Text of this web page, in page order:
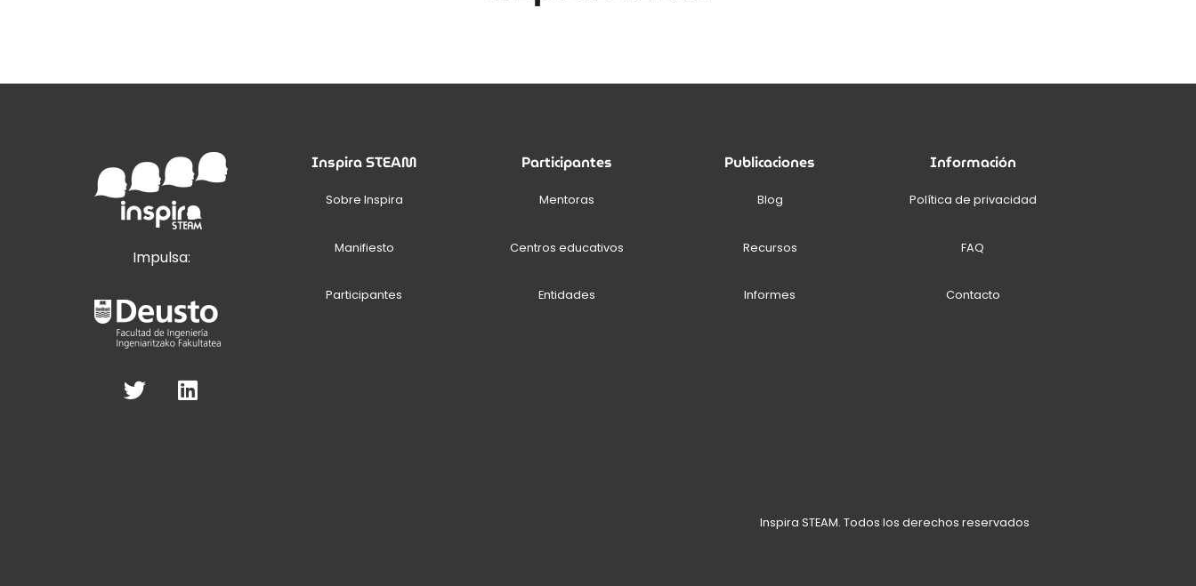
Impulsa:
Inspira STEAM
Sobre Inspira
Manifiesto
Participantes
Participantes
Mentoras
Centros educativos
Entidades
Publicaciones
Blog
Recursos
Informes
Información
Política de privacidad
FAQ
Contacto
Inspira STEAM. Todos los derechos reservados